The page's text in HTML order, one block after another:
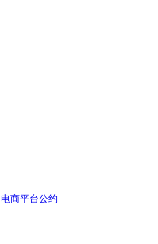
电商平台公约